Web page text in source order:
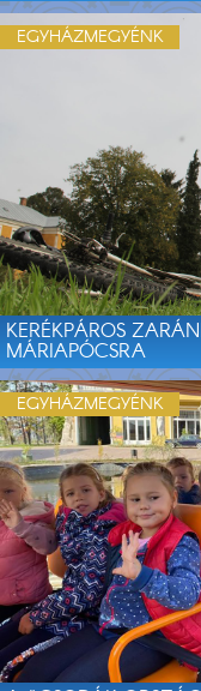
KERÉKPÁROS
MÁRIAPÓCSRA
EGYHÁZMEGYÉNK
EGYHÁZMEGYÉNK